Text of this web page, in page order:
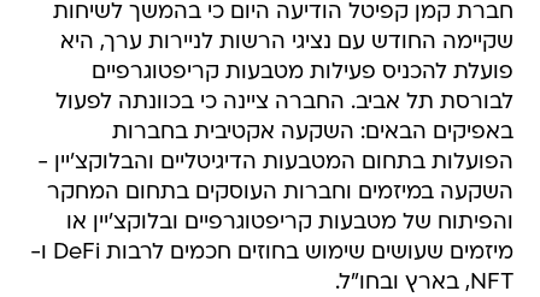
חברת קמן קפיטל הודיעה היום כי בהמשך לשיחות
שקיימה החודש עם נציגי הרשות לניירות ערך, היא
פועלת להכניס פעילות מטבעות קריפטוגרפיים
לבורסת תל אביב. החברה ציינה כי בכוונתה לפעול
באפיקים הבאים: השקעה אקטיבית בחברות
הפועלות בתחום המטבעות הדיגיטליים והבלוקצ'יין -
השקעה במיזמים וחברות העוסקים בתחום המחקר
והפיתוח של מטבעות קריפטוגרפיים ובלוקצ'יין או
מיזמים שעושים שימוש בחוזים חכמים לרבות DeFi ו-
NFT, בארץ ובחו"ל.